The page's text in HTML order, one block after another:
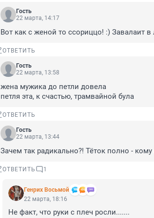
Гость
22 марта, 14:17
Вот как с женой то ссориццо! :) Завалаит
ОТВЕТИТЬ
Гость
22 марта, 13:58
жена мужика до петли довела
петля эта, к счастью, трамвайной була
ОТВЕТИТЬ
Гость
22 марта, 13:44
Зачем так радикально?! Тёток полно -
ОТВЕТИТЬ 1
Генрих Восьмой
22 марта, 18:16
Не факт, что руки с плеч росли.......